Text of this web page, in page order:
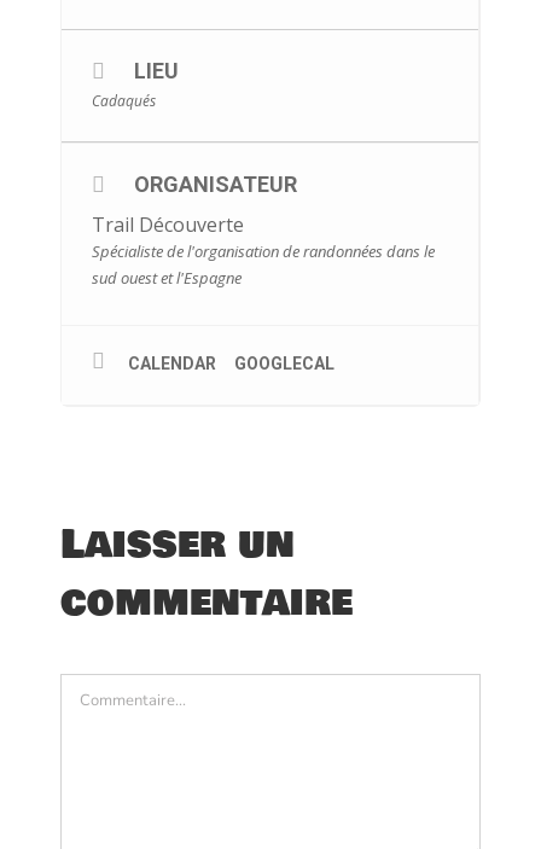
LIEU
Cadaqués
ORGANISATEUR
Trail Découverte
Spécialiste de l'organisation de randonnées dans le
sud ouest et l'Espagne
CALENDAR GOOGLECAL
Laisser un
commentaire
Commentaire